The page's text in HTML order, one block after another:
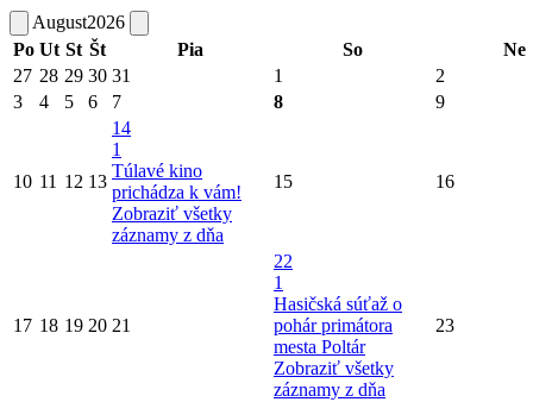
August2026
Po Ut St Št Pia So
Ne
27 28 29 30 31 1
2
3
4 5 6 7 8 9
10 11 12 13
14
1
Túlavé kino
prichádza k vám!
Zobraziť všetky
záznamy z dňa
15 16
17 18 19 20 21
22
1
Hasičská súťaž o
pohár primátora
mesta Poltár
Zobraziť všetky
záznamy z dňa
23